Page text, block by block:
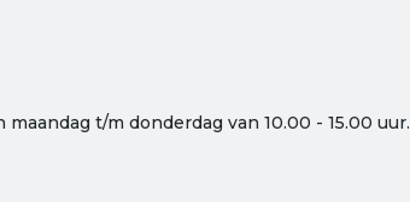
t/m donderdag van 10.00 - 15.00 uur.